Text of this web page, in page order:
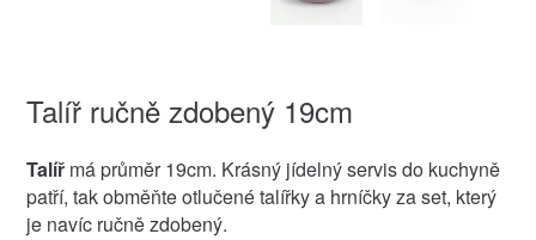
Talíř ručně zdobený 19cm
Talířmá průměr 19cm. Krásný jídelný servis do kuchyně
patří, tak obměňte otlučené talířky a hrníčky za set, který
je navíc ručně zdobený.